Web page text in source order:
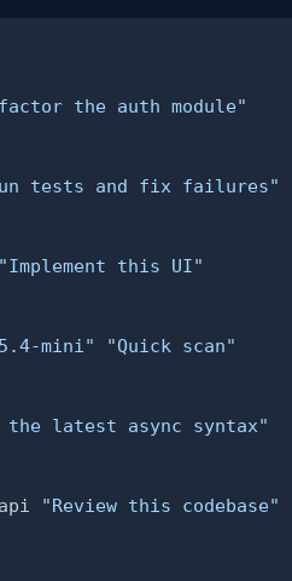
the auth module"
tests and fix failures"
this UI"
mini" "Quick scan"
the latest async syntax"
"Review this codebase"